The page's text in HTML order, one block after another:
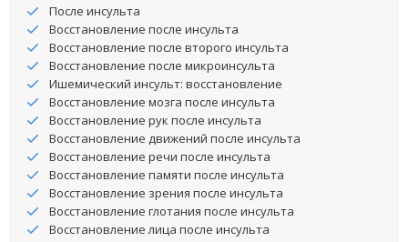
После инсульта
Восстановление после инсульта
Восстановление после второго инсульта
Восстановление после микроинсульта
Ишемический инсульт: восстановление
Восстановление мозга после инсульта
Восстановление рук после инсульта
Восстановление движений после инсульта
Восстановление речи после инсульта
Восстановление памяти после инсульта
Восстановление зрения после инсульта
Восстановление глотания после инсульта
Восстановление лица после инсульта